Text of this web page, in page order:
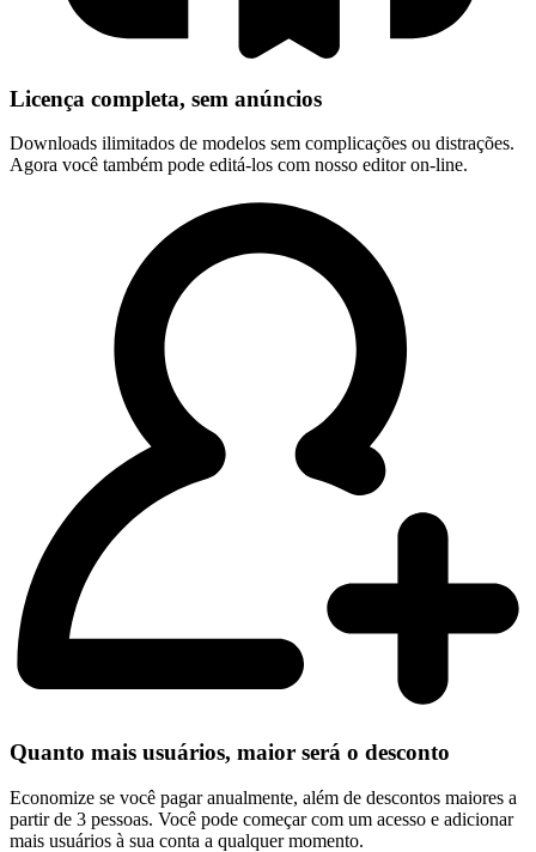
Licença completa, sem anúncios
Downloads ilimitados de modelos sem complicações ou distrações.
Agora você também pode editá-los com nosso editor on-line.
Quanto mais usuários, maior será o desconto
Economize se você pagar anualmente, além de descontos maiores a
partir de 3 pessoas. Você pode começar com um acesso e adicionar
mais usuários à sua conta a qualquer momento.